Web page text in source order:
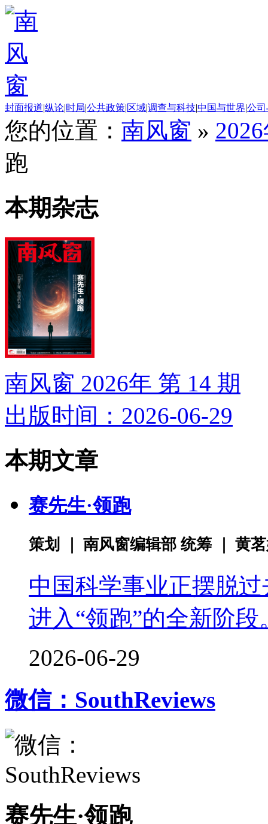
封面报道|纵论|时局|公共政策|区域|调查与科技|中国与世界|公
您的位置： 南风窗 »
跑
本期杂志
南风窗 2026年 第 14 期
出版时间：2026-06-29
本期文章
赛先生·领跑
策划 ｜ 南风窗编辑部 统筹 ｜ 黄
中国科学事业正摆脱
进入“领跑”的全新阶段
2026-06-29
微信：SouthReviews
赛先生·领跑